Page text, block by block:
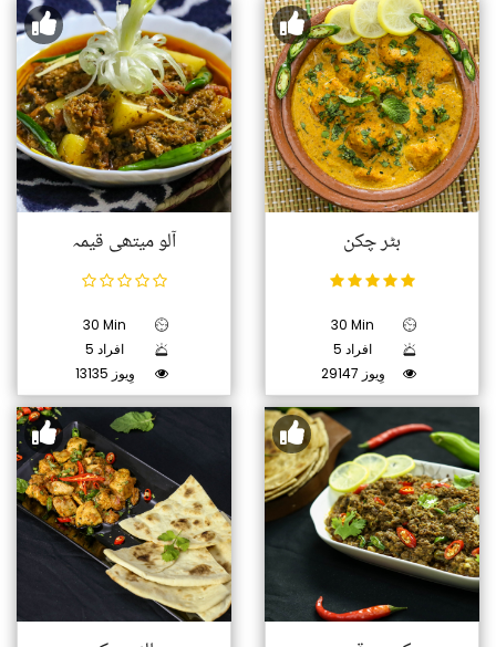
آلو میتھی قیمہ
30 Min
5 افراد
13135 وِیوز
بٹر چکن
30 Min
5 افراد
29147 وِیوز